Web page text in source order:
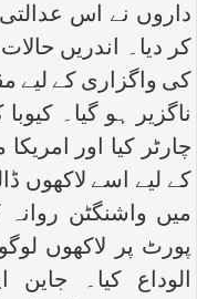
داروں نے اس
کر دیا۔ اندریں
کی واگزاری کے لیے
ناگزیر ہو گیا۔
چارٹر کیا اور
کے لیے اسے لاکھوں
میں واشنگٹن روانہ
پورٹ پر لاکھوں
الوداع کیا۔